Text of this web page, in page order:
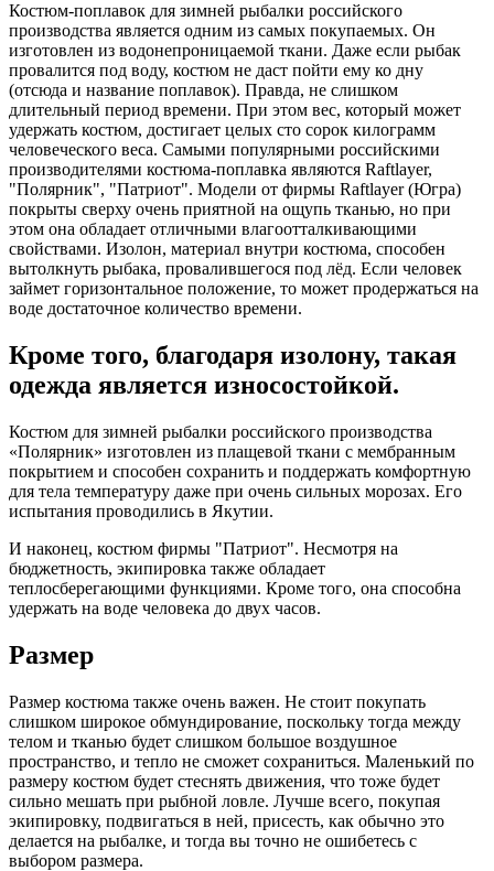
Костюм-поплавок для зимней рыбалки российского
производства является одним из самых покупаемых. Он
изготовлен из водонепроницаемой ткани. Даже если рыбак
провалится под воду, костюм не даст пойти ему ко дну
(отсюда и название поплавок). Правда, не слишком
длительный период времени. При этом вес, который может
удержать костюм, достигает целых сто сорок килограмм
человеческого веса. Самыми популярными российскими
производителями костюма-поплавка являются Raftlayer,
"Полярник", "Патриот". Модели от фирмы Raftlayer (Югра)
покрыты сверху очень приятной на ощупь тканью, но при
этом она обладает отличными влагоотталкивающими
свойствами. Изолон, материал внутри костюма, способен
вытолкнуть рыбака, провалившегося под лёд. Если человек
займет горизонтальное положение, то может продержаться на
воде достаточное количество времени.
Кроме того, благодаря изолону, такая
одежда является износостойкой.
Костюм для зимней рыбалки российского производства
«Полярник» изготовлен из плащевой ткани с мембранным
покрытием и способен сохранить и поддержать комфортную
для тела температуру даже при очень сильных морозах. Его
испытания проводились в Якутии.
И наконец, костюм фирмы "Патриот". Несмотря на
бюджетность, экипировка также обладает
теплосберегающими функциями. Кроме того, она способна
удержать на воде человека до двух часов.
Размер
Размер костюма также очень важен. Не стоит покупать
слишком широкое обмундирование, поскольку тогда между
телом и тканью будет слишком большое воздушное
пространство, и тепло не сможет сохраниться. Маленький по
размеру костюм будет стеснять движения, что тоже будет
сильно мешать при рыбной ловле. Лучше всего, покупая
экипировку, подвигаться в ней, присесть, как обычно это
делается на рыбалке, и тогда вы точно не ошибетесь с
выбором размера.